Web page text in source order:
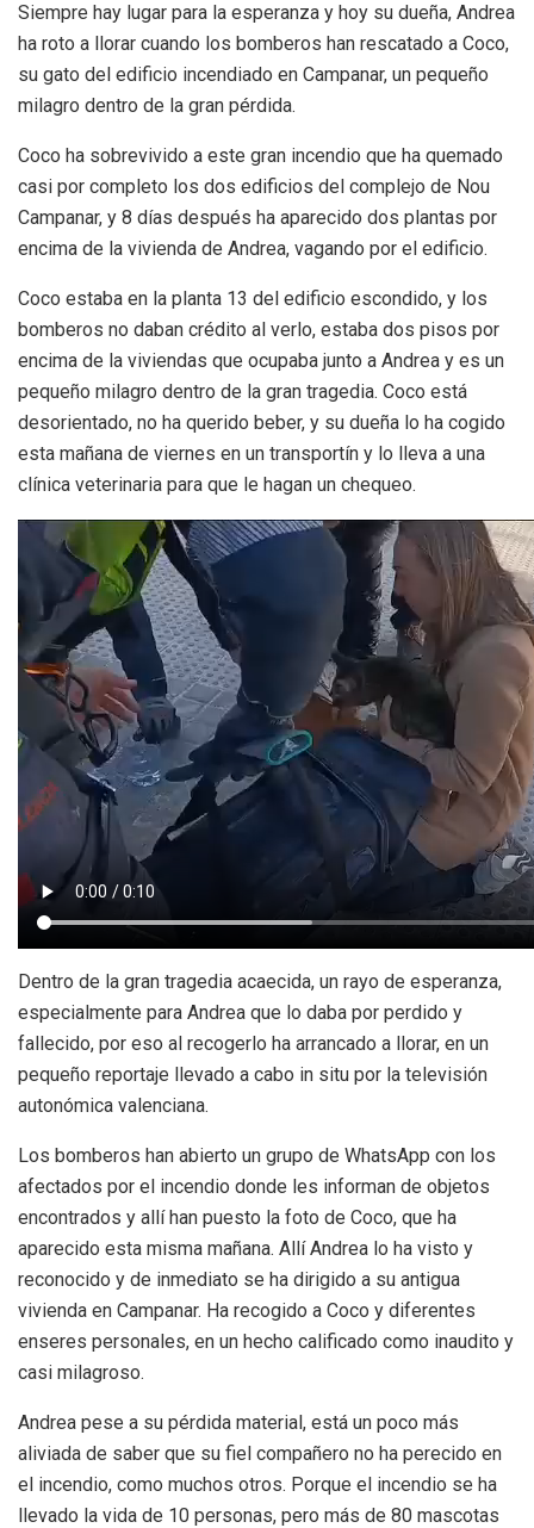
Siempre hay lugar para la esperanza y hoy su dueña, Andrea
ha roto a llorar cuando los bomberos han rescatado a Coco,
su gato del edificio incendiado en Campanar, un pequeño
milagro dentro de la gran pérdida.
Coco ha sobrevivido a este gran incendio que ha quemado
casi por completo los dos edificios del complejo de Nou
Campanar, y 8 días después ha aparecido dos plantas por
encima de la vivienda de Andrea, vagando por el edificio.
Coco estaba en la planta 13 del edificio escondido, y los
bomberos no daban crédito al verlo, estaba dos pisos por
encima de la viviendas que ocupaba junto a Andrea y es un
pequeño milagro dentro de la gran tragedia. Coco está
desorientado, no ha querido beber, y su dueña lo ha cogido
esta mañana de viernes en un transportín y lo lleva a una
clínica veterinaria para que le hagan un chequeo.
Dentro de la gran tragedia acaecida, un rayo de esperanza,
especialmente para Andrea que lo daba por perdido y
fallecido, por eso al recogerlo ha arrancado a llorar, en un
pequeño reportaje llevado a cabo in situ por la televisión
autonómica valenciana.
Los bomberos han abierto un grupo de WhatsApp con los
afectados por el incendio donde les informan de objetos
encontrados y allí han puesto la foto de Coco, que ha
aparecido esta misma mañana. Allí Andrea lo ha visto y
reconocido y de inmediato se ha dirigido a su antigua
vivienda en Campanar. Ha recogido a Coco y diferentes
enseres personales, en un hecho calificado como inaudito y
casi milagroso.
Andrea pese a su pérdida material, está un poco más
aliviada de saber que su fiel compañero no ha perecido en
el incendio, como muchos otros. Porque el incendio se ha
llevado la vida de 10 personas, pero más de 80 mascotas